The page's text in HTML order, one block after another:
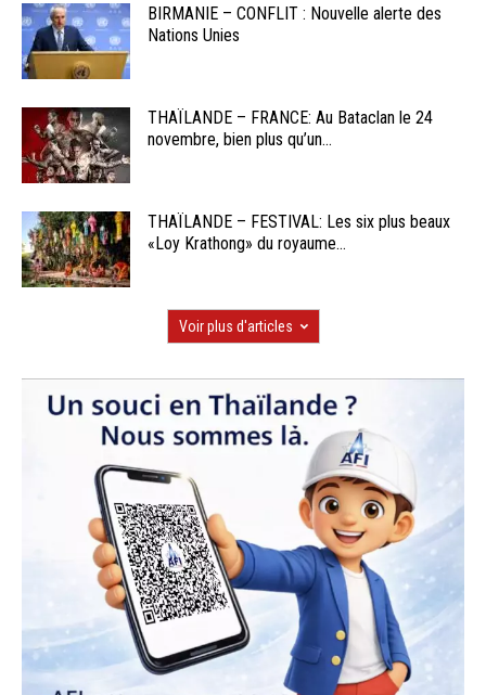
BIRMANIE – CONFLIT : Nouvelle alerte des
Nations Unies
THAÏLANDE – FRANCE: Au Bataclan le 24
novembre, bien plus qu’un...
THAÏLANDE – FESTIVAL: Les six plus beaux
«Loy Krathong» du royaume...
Voir plus d'articles